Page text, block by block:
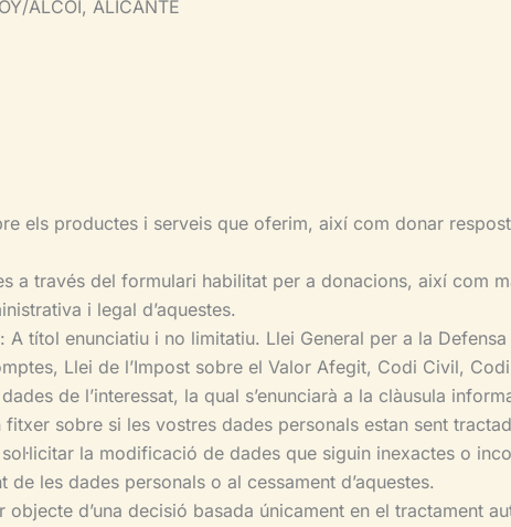
ALCOI, ALICANTE
els productes i serveis que oferim, així com donar
a través del formulari habilitat per a donacions, així com
i legal d’aquestes.
: A títol enunciatiu i no limitatiu. Llei General per a la
Llei de l’Impost sobre el Valor Afegit, Codi Civil,
de l’interessat, la qual s’enunciarà a la clàusula
sobre si les vostres dades personals estan sent
la modificació de dades que siguin inexactes o
les dades personals o al cessament d’aquestes.
objecte d’una decisió basada únicament en el tractament